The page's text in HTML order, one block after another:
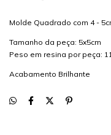
Molde Quadrado com 4 -
Tamanho da peça: 5x5cm
Peso em resina por peça:
Acabamento Brilhante